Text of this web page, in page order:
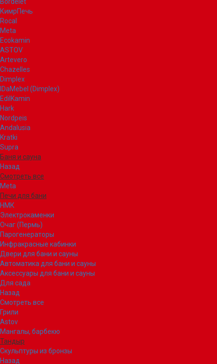
КимрПечь
Rocal
Meta
Ecokamin
ASTOV
Artevero
Chazelles
Dimplex
IDaMebel (Dimplex)
EdilKamin
Hark
Nordpeis
Andalusia
Kratki
Supra
Баня и сауна
Назад
Смотреть все
Meta
Печи для бани
НМК
Электрокаменки
Очаг (Пермь)
Парогенераторы
Инфракрасные кабинки
Двери для бани и сауны
Автоматика для бани и сауны
Аксессуары для бани и сауны
Для сада
Назад
Смотреть все
Грили
Astov
Мангалы, барбекю
Тандыр
Скульптуры из бронзы
Назад